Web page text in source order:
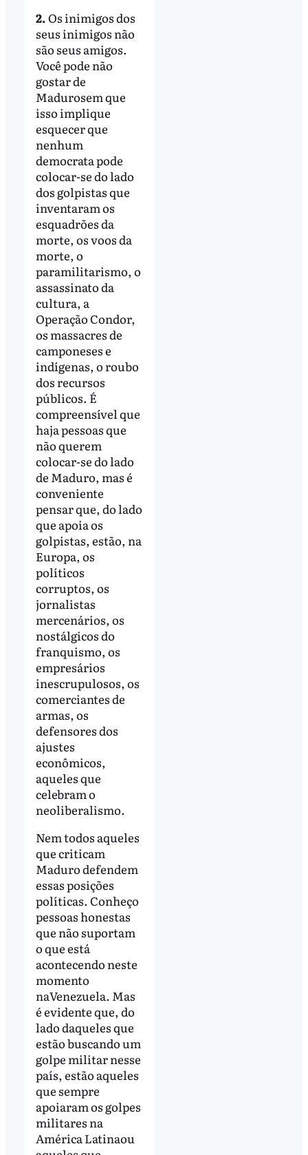
2.Os inimigos dos
seus inimigos não
são seus amigos.
Você pode não
gostar de
Madurosem que
isso implique
esquecer que
nenhum
democrata pode
colocar-se do lado
dos golpistas que
inventaram os
esquadrões da
morte, os voos da
morte, o
paramilitarismo, o
assassinato da
cultura, a
Operação Condor,
os massacres de
camponeses e
indígenas, o roubo
dos recursos
públicos. É
compreensível que
haja pessoas que
não querem
colocar-se do lado
de Maduro, mas é
conveniente
pensar que, do lado
que apoia os
golpistas, estão, na
Europa, os
políticos
corruptos, os
jornalistas
mercenários, os
nostálgicos do
franquismo, os
empresários
inescrupulosos, os
comerciantes de
armas, os
defensores dos
ajustes
econômicos,
aqueles que
celebram o
neoliberalismo.
Nem todos aqueles
que criticam
Maduro defendem
essas posições
políticas. Conheço
pessoas honestas
que não suportam
o que está
acontecendo neste
momento
naVenezuela. Mas
é evidente que, do
lado daqueles que
estão buscando um
golpe militar nesse
país, estão aqueles
que sempre
apoiaram os golpes
militares na
América Latinaou